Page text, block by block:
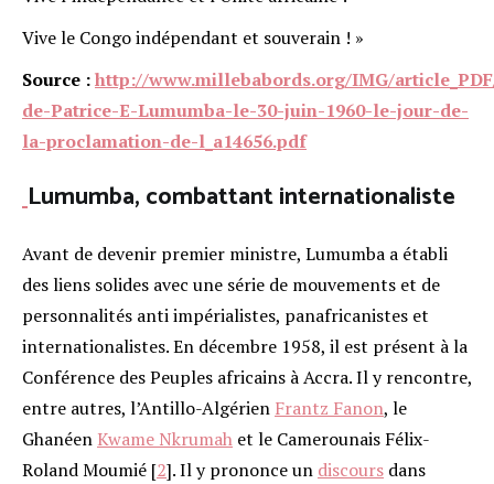
Vive le Congo indépendant et souverain ! »
Source :http://www.millebabords.org/IMG/
de-Patrice-E-Lumumba-le-30-juin-1960-le-jour-de-
la-proclamation-de-l_a14656.pdf
Lumumba, combattant internationaliste
Avant de devenir premier ministre, Lumumba a établi
des liens solides avec une série de mouvements et de
personnalités anti impérialistes, panafricanistes et
internationalistes. En décembre 1958, il est présent à la
Conférence des Peuples africains à Accra. Il y rencontre,
entre autres, l’Antillo-Algérien Frantz Fanon, le
Ghanéen Kwame Nkrumah et le Camerounais Félix-
Roland Moumié [2]. Il y prononce un discours dans